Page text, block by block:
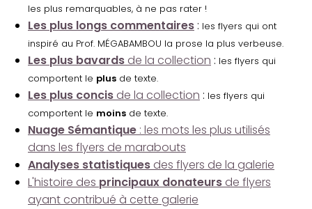
les plus remarquables, à ne pas rater !
Les plus longs commentaires : les flyers qui ont
inspiré au Prof. MÉGABAMBOU la prose la plus verbeuse.
Les plus bavards de la collection : les flyers qui
comportent le plus de texte.
Les plus concis de la collection : les flyers qui
comportent le moins de texte.
Nuage Sémantique : les mots les plus utilisés
dans les flyers de marabouts
Analyses statistiques des flyers de la galerie
L'histoire des principaux donateurs de flyers
ayant contribué à cette galerie